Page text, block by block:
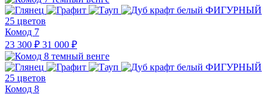
25 цветов
Комод 7
23 300 ₽ 31 000 ₽
25 цветов
Комод 8